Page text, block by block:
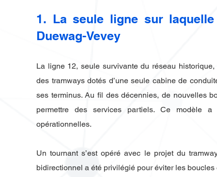
1. La seule ligne sur
Duewag-Vevey
La ligne 12, seule survivante du réseau
des tramways dotés d’une seule cabine de
ses terminus. Au fil des décennies, de nouvelles
permettre des services partiels. Ce modèle
opérationnelles.
Un tournant s’est opéré avec le projet du
bidirectionnel a été privilégié pour éviter les